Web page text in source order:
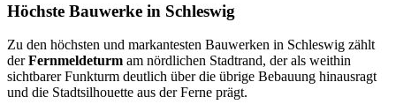
Höchste Bauwerke in Schleswig
Zu den höchsten und markantesten Bauwerken in Schleswig zählt
derFernmeldeturm am nördlichen Stadtrand, der als weithin
sichtbarer Funkturm deutlich über die übrige Bebauung hinausragt
und die Stadtsilhouette aus der Ferne prägt.